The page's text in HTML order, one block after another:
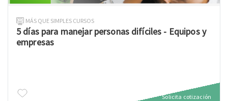
MÁS QUE SIMPLES CURSOS
5 días para manejar personas difíciles - Equipos y
empresas
Solicita cotización